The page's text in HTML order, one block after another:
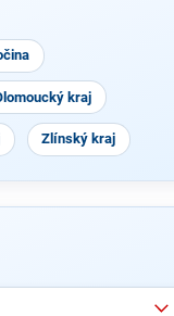
kraj
Zlínský kraj